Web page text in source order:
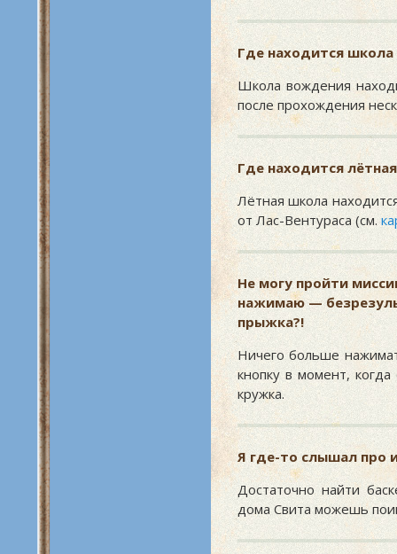
Где находится
Школа вождения
после прохождения
Где находится
Лётная школа
от Лас-Вентураса (см.
Не могу пройти
нажимаю —
прыжка?!
Ничего больше
кнопку в момент,
кружка.
Я где-то слышал про
Достаточно найти
дома Свита можешь